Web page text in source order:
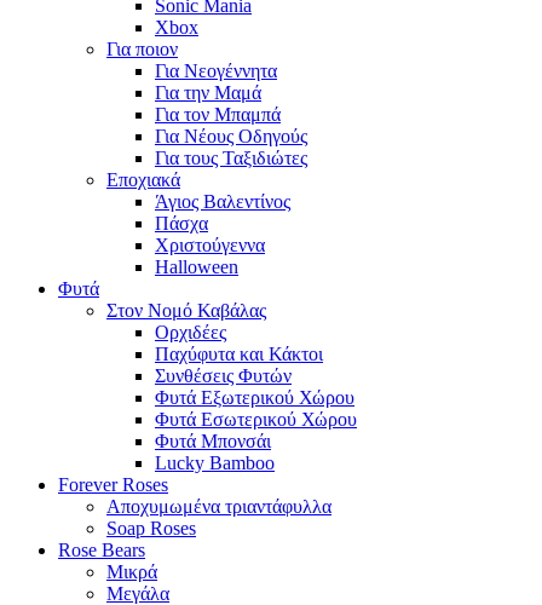
Sonic Mania
Xbox
Για ποιον
Για Νεογέννητα
Για την Μαμά
Για τον Μπαμπά
Για Νέους Οδηγούς
Για τους Ταξιδιώτες
Εποχιακά
Άγιος Βαλεντίνος
Πάσχα
Χριστούγεννα
Halloween
Φυτά
Στον Νομό Καβάλας
Ορχιδέες
Παχύφυτα και Κάκτοι
Συνθέσεις Φυτών
Φυτά Εξωτερικού Χώρου
Φυτά Εσωτερικού Χώρου
Φυτά Μπονσάι
Lucky Bamboo
Forever Roses
Αποχυμωμένα τριαντάφυλλα
Soap Roses
Rose Βears
Μικρά
Μεγάλα